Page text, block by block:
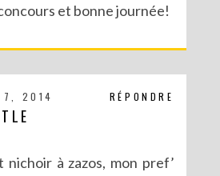
et bonne journée!
RÉPONDRE
7, 2014
à zazos, mon pref’